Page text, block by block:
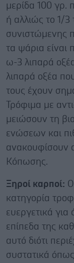
μερίδα 100 γρ.
ή αλλιώς το 1/3
συνιστώμενης
τα ψάρια είναι
ω-3 λιπαρά
λιπαρά οξέα
τους έχουν
Τρόφιμα με
μειώσουν τη
ενώσεων και
ανακουφίσουν
Κόπωσης.
Ξηροί καρποί:
κατηγορία
ευεργετικά
επίπεδα της
αυτό διότι
συστατικά